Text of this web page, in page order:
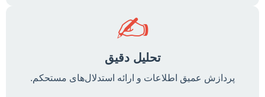
✍️
تحلیل دقیق
پردازش عمیق اطلاعات و ارائه استدلال‌های مستحکم.